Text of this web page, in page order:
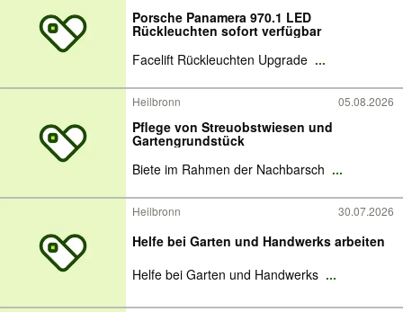
Porsche Panamera 970.1 LED
Rückleuchten sofort verfügbar
Facelift Rückleuchten Upgrade ...
Heilbronn 05.08.2026
Pflege von Streuobstwiesen und
Gartengrundstück
Biete im Rahmen der Nachbarsch ...
Heilbronn 30.07.2026
Helfe bei Garten und Handwerks arbeiten
Helfe bei Garten und Handwerks ...